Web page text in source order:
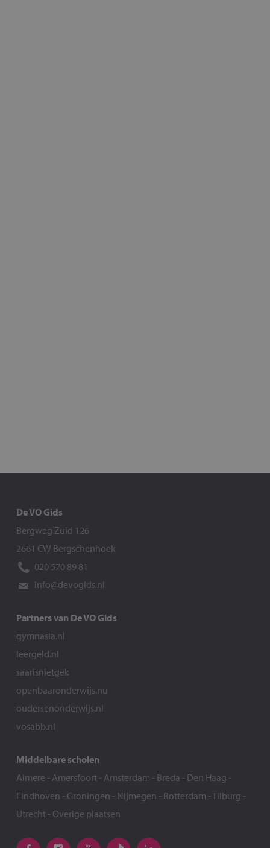
De VO Gids
Bergweg Zuid 126
2661 CW Bergschenhoek
020 570 89 81
info@devogids.nl
Partners van De VO Gids
gymnasia.nl
leergeld.nl
saarisnietgek
openbaaronderwijs.nu
oudersenonderwijs.nl
vosabb.nl
Middelbare scholen
Almere - Amersfoort- Amsterdam - Breda - Den Haag -
Eindhoven - Groningen - Nijmegen - Rotterdam -Tilburg -
Utrecht- Overige plaatsen